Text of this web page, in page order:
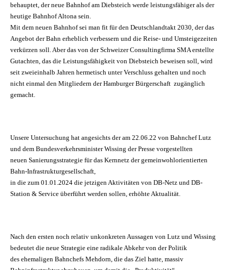
behauptet, der neue Bahnhof am Diebsteich werde leistungsfähiger als der
heutige Bahnhof Altona sein.
Mit dem neuen Bahnhof sei man fit für den Deutschlandtakt 2030, der das
Angebot der Bahn erheblich verbessern und die Reise- und Umsteigezeiten
verkürzen soll. Aber das von der Schweizer Consultingfirma SMA erstellte
Gutachten, das die Leistungsfähigkeit von Diebsteich beweisen soll, wird
seit zweieinhalb Jahren hermetisch unter Verschluss gehalten und noch
nicht einmal den Mitgliedern der Hamburger Bürgerschaft zugänglich
gemacht.
Unsere Untersuchung hat angesichts der am 22.06.22 von Bahnchef Lutz
und dem Bundesverkehrsminister Wissing der Presse vorgestellten
neuen Sanierungsstrategie für das Kernnetz der gemeinwohlorientierten
Bahn-Infrastrukturgesellschaft,
in die zum 01.01.2024 die jetzigen Aktivitäten von DB-Netz und DB-
Station & Service überführt werden sollen, erhöhte Aktualität.
Nach den ersten noch relativ unkonkreten Aussagen von Lutz und Wissing
bedeutet die neue Strategie eine radikale Abkehr von der Politik
des ehemaligen Bahnchefs Mehdorn, die das Ziel hatte, massiv